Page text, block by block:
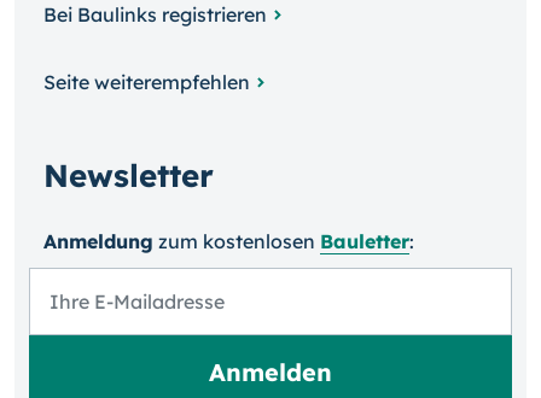
Bei Baulinks registrieren
Seite weiterempfehlen
Newsletter
Anmeldung zum kosten­losen Bauletter: